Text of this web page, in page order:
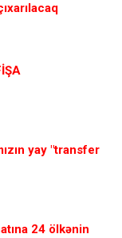
yay "transfer
24 ölkənin